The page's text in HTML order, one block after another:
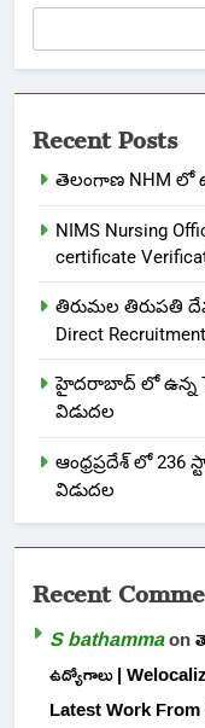
Recent Posts
తెలంగాణ NHM లో
NIMS Nursing
certificate
తిరుమల తిరుపతి
Direct
హైదరాబాద్ లో ఉన్న
విడుదల
ఆంధ్రప్రదేశ్ లో 236
విడుదల
Recent
S bathammaon
ఉద్యోగాలు |
Latest Work